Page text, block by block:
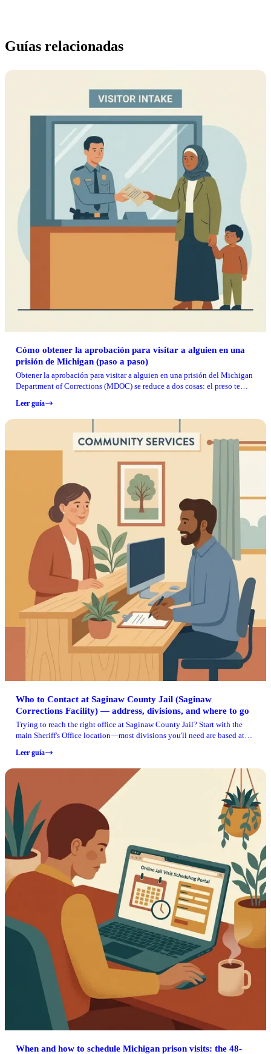
Guías relacionadas
Cómo obtener la aprobación para visitar a alguien en una
prisión de Michigan (paso a paso)
Obtener la aprobación para visitar a alguien en una prisión del Michigan
Department of Corrections (MDOC) se reduce a dos cosas: el preso te
Leer guía
Who to Contact at Saginaw County Jail (Saginaw
Corrections Facility) — address, divisions, and where to go
Trying to reach the right office at Saginaw County Jail? Start with the
main Sheriff's Office location—most divisions you'll need are based at
Leer guía
When and how to schedule Michigan prison visits: the 48-